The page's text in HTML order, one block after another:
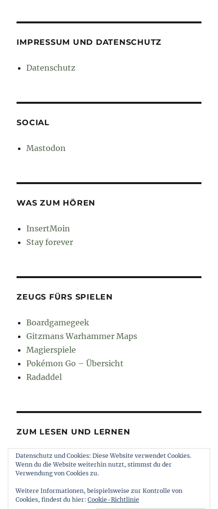
IMPRESSUM UND DATENSCHUTZ
Datenschutz
SOCIAL
Mastodon
WAS ZUM HÖREN
InsertMoin
Stay forever
ZEUGS FÜRS SPIELEN
Boardgamegeek
Gitzmans Warhammer Maps
Magierspiele
Pokémon Go – Übersicht
Radaddel
ZUM LESEN UND LERNEN
Euroncap
Tong
Datenschutz und Cookies: Diese Website verwendet Cookies.
Wenn du die Website weiterhin nutzt, stimmst du der
Verwendung von Cookies zu.
Weitere Informationen, beispielsweise zur Kontrolle von
Cookies, findest du hier: Cookie-Richtlinie